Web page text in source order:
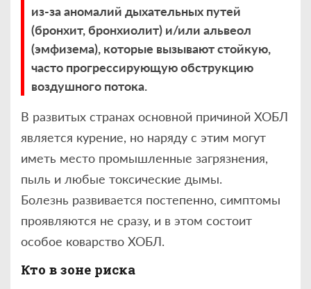
из-за аномалий дыхательных путей
(бронхит, бронхиолит) и/или альвеол
(эмфизема), которые вызывают стойкую,
часто прогрессирующую обструкцию
воздушного потока.
В развитых странах основной причиной ХОБЛ
является курение, но наряду с этим могут
иметь место промышленные загрязнения,
пыль и любые токсические дымы.
Болезнь развивается постепенно, симптомы
проявляются не сразу, и в этом состоит
особое коварство ХОБЛ.
Кто в зоне риска